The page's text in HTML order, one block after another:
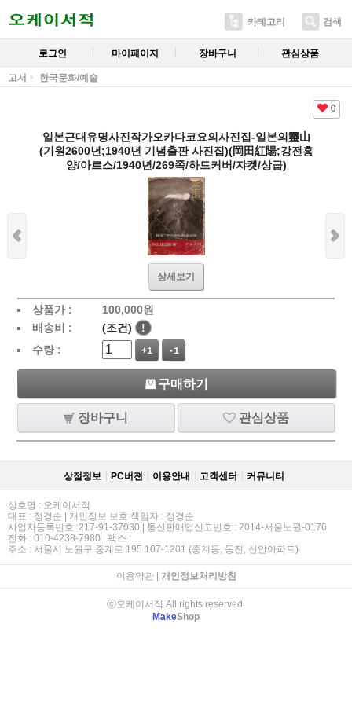
카테고리 검색
로그인 마이페이지 장바구니 관심상품
고서 한국문화/예술
0
일본근대유명사진작가오카다코요의사진집-일본의靈山
(기원2600년;1940년 기념출판 사진집)(岡田紅陽;강전홍
양/아르스/1940년/269쪽/하드커버/쟈켓/상급)
상세보기
상품가 : 100,000원
배송비 :
(조건)
!
수량 :
+1 -1
구매하기
장바구니 관심상품
상점정보 PC버젼 이용안내 고객센터 커뮤니티
상호명 : 오케이서적
대표 : 정경순 | 개인정보 보호 책임자 : 정경순
사업자등록번호 :217-91-37030 | 통신판매업신고번호 : 2014-서울노원-0176
전화 : 010-4238-7980 | 팩스 :
주소 : 서울시 노원구 중계로 195 107-1201 (중계동, 동진, 신안아파트)
이용약관| 개인정보처리방침
ⓒ오케이서적 All rights reserved.
MakeShop